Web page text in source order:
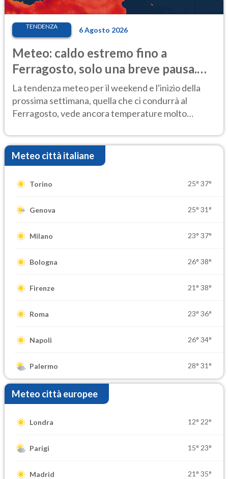
TENDENZA 6 Agosto 2026
Meteo: caldo estremo fino a
Ferragosto, solo una breve pausa.
Ecco dove
La tendenza meteo per il weekend e l'inizio della
prossima settimana, quella che ci condurrà al
Ferragosto, vede ancora temperature molto
Meteo città italiane
Torino 25° 37°
Genova 25° 31°
Milano 23° 37°
Bologna 26° 38°
Firenze 21° 38°
Roma 23° 36°
Napoli 26° 34°
Palermo 28° 31°
Meteo città europee
Londra 12° 22°
Parigi 15° 23°
Madrid 21° 35°